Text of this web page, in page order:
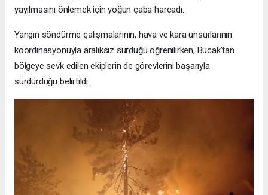
yayılmasını önlemek için yoğun çaba harcadı.
Yangın söndürme çalışmalarının, hava ve kara unsurlarının
koordinasyonuyla aralıksız sürdüğü öğrenilirken, Bucak'tan
bölgeye sevk edilen ekiplerin de görevlerini başarıyla
sürdürdüğü belirtildi.